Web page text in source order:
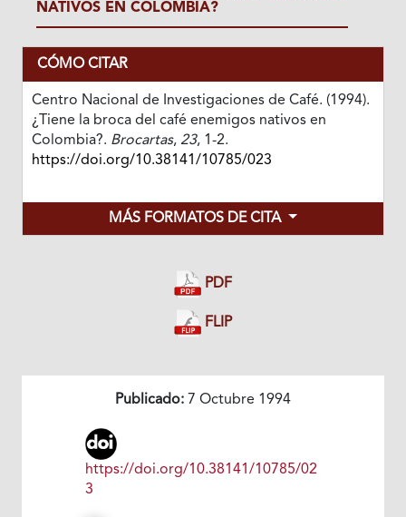
NATIVOS EN COLOMBIA?
CÓMO CITAR
Centro Nacional de Investigaciones de Café. (1994).
¿Tiene la broca del café enemigos nativos en
Colombia?. Brocartas, 23, 1-2.
https://doi.org/10.38141/10785/023
MÁS FORMATOS DE CITA
PDF
FLIP
Publicado: 7 Octubre 1994
https://doi.org/10.38141/10785/02
3